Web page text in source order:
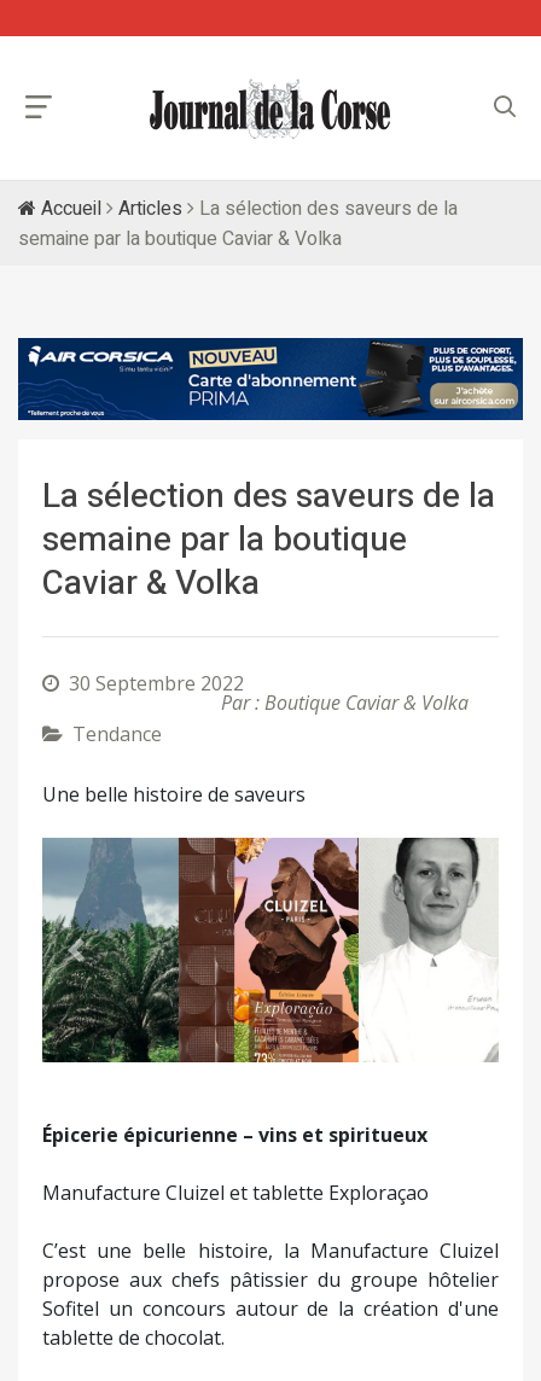
Accueil Articles
La sélection des saveurs de la
semaine par la boutique Caviar & Volka
La sélection des saveurs de la
semaine par la boutique
Caviar & Volka
30 Septembre 2022
Par : Boutique Caviar & Volka
Tendance
Une belle histoire de saveurs
Précédent Suivant
Épicerie épicurienne – vins et spiritueux
Manufacture Cluizel et tablette Exploraçao
C’est une belle histoire, la Manufacture Cluizel
propose aux chefs pâtissier du groupe hôtelier
Sofitel un concours autour de la création d'une
tablette de chocolat.